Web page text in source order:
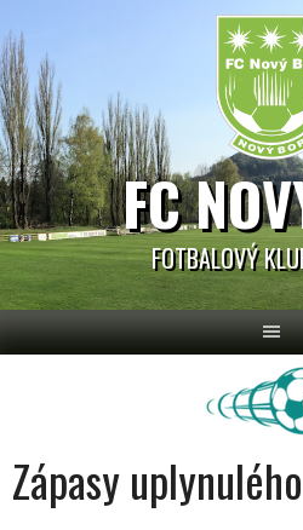
to
content
FC
FOTBALOVÝ
Zápasy